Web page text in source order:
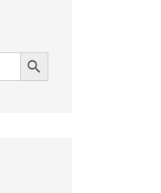
Search Button